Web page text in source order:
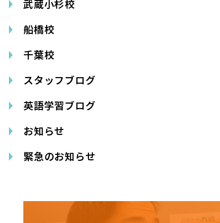
武蔵小杉校
船橋校
千葉校
スタッフブログ
英語学習ブログ
お知らせ
緊急のお知らせ